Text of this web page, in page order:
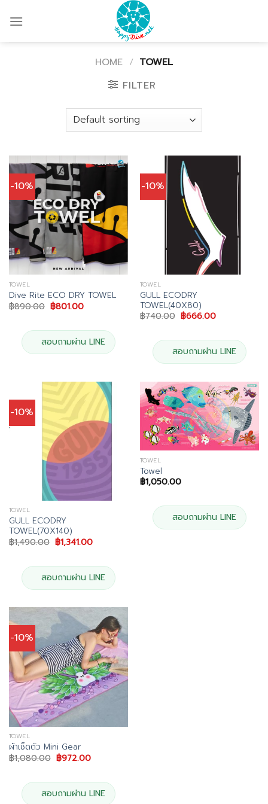
HOME / TOWEL
FILTER
-10%
TOWEL
Dive Rite ECO DRY TOWEL
฿890.00 Original
price
฿890.00.
฿801.00Current
฿801.00.
สอบถามผ่าน LINE
-10%
TOWEL
GULL ECODRY
TOWEL(40X80)
฿740.00 Original
price
฿740.00.
฿666.00Current
฿666.00.
สอบถามผ่าน LINE
-10%
TOWEL
GULL ECODRY
TOWEL(70X140)
฿1,490.00 Original
price
฿1,490.00.
฿1,341.00Current
฿1,341.00.
สอบถามผ่าน LINE
TOWEL
Towel
฿1,050.00
สอบถามผ่าน LINE
-10%
TOWEL
ผ้าเช็ดตัว Mini Gear
฿1,080.00 Original
price
฿1,080.00.
฿972.00Current
฿972.00.
สอบถามผ่าน LINE